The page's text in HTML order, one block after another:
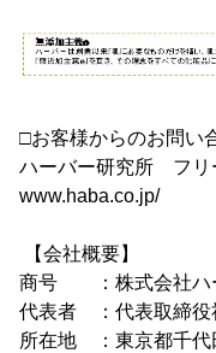
□お客様からのお問い
ハーバー研究所 フリ
www.haba.co.jp/
【会社概要】
商号 ：株式会社ハ
代表者 ：代表取締
所在地 ：東京都千代